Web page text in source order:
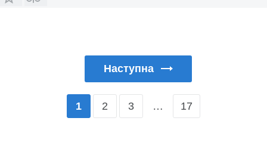
Наступна
1 2 3 … 17